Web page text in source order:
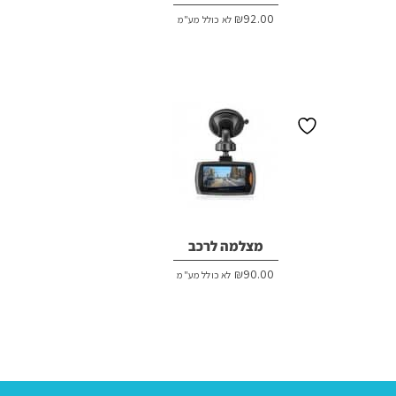
₪92.00 לא כולל מע"מ
מצלמה לרכב
₪90.00 לא כולל מע"מ